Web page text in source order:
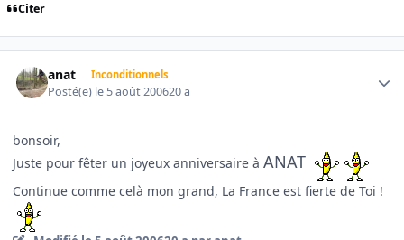
Citer
anat Inconditionnels
Posté(e) le 5 août 200620 a
bonsoir,
Juste pour fêter un joyeux anniversaire à ANAT
Continue comme celà mon grand, La France est fierte de Toi !